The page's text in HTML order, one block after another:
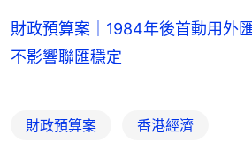
財政預算案｜1984年後首動用外
不影響聯匯穩定
財政預算案 香港經濟